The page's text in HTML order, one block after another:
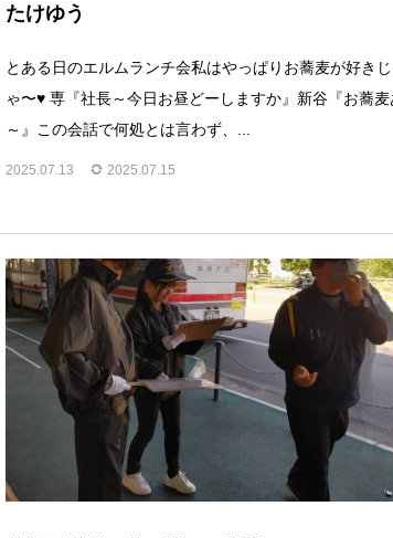
たけゆう
とある日のエルムランチ会私はやっぱりお蕎麦が好きじ
ゃ〜♥ 専『社長～今日お昼どーしますか』新谷『お蕎麦
～』この会話で何処とは言わず、...
2025.07.13 2025.07.15